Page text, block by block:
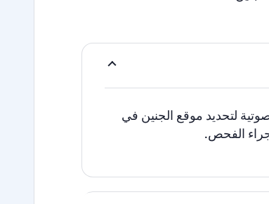
لتحديد موقع الجنين في
الفحص.